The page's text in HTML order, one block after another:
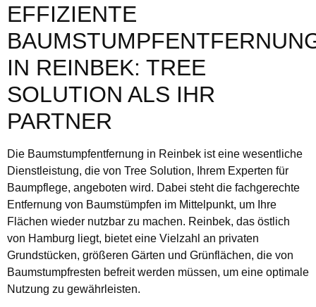
EFFIZIENTE
IN REINBEK: TREE
SOLUTION ALS IHR
PARTNER
Die Baumstumpfentfernung in Reinbek ist eine wesentliche
Dienstleistung, die von Tree Solution, Ihrem Experten für
Baumpflege, angeboten wird. Dabei steht die fachgerechte
Entfernung von Baumstümpfen im Mittelpunkt, um Ihre
Flächen wieder nutzbar zu machen. Reinbek, das östlich
von Hamburg liegt, bietet eine Vielzahl an privaten
Grundstücken, größeren Gärten und Grünflächen, die von
Baumstumpfresten befreit werden müssen, um eine optimale
Nutzung zu gewährleisten.